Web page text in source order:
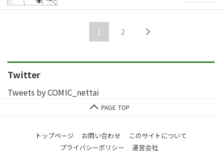
1 2
Twitter
Tweets by COMIC_nettai
トップページ お問い合わせ
このサイトについて
プライバシーポリシー
運営会社